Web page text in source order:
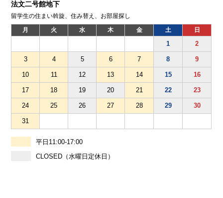
法文二号館地下
留学生の住まい斡旋、住み替え、お部屋探し
月 火 水 木 金 土 日
1 2
3 4 5 6 7 8 9
10 11 12 13 14 15 16
17 18 19 20 21 22 23
24 25 26 27 28 29 30
31
平日11:00-17:00
CLOSED（水曜日定休日）